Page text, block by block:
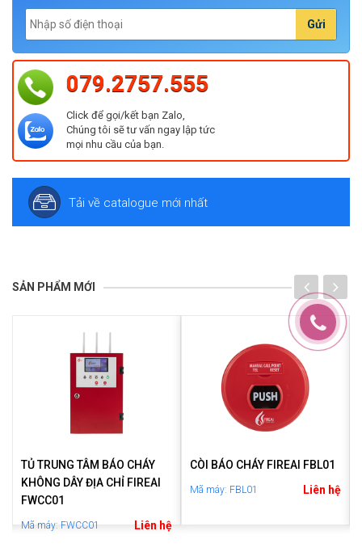
Gửi
079.2757.555
Click để gọi/kết bạn Zalo,
Chúng tôi sẽ tư vấn ngay lập tức
mọi nhu cầu của bạn.
Tải về catalogue mới nhất
SẢN PHẨM MỚI
TỦ TRUNG TÂM BÁO CHÁY
KHÔNG DÂY ĐỊA CHỈ FIREAI
FWCC01
Mã máy: FWCC01 Liên hệ
CÒI BÁO CHÁY FIREAI FBL01
Mã máy: FBL01 Liên hệ